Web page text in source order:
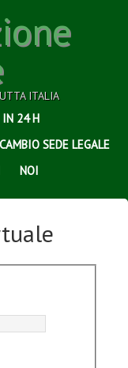
ITALIA
24 H
CAMBIO SEDE LEGALE
NOI